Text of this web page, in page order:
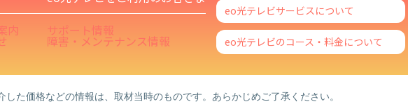
内
サポート情報
障害・メンテナンス情報
eo光テレビサービスについて
eo光テレビのコース・料金について
た価格などの情報は、取材当時のものです。あらかじめご了承ください。